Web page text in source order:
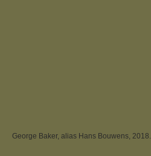
George Baker, alias Hans Bouwens, 2018.